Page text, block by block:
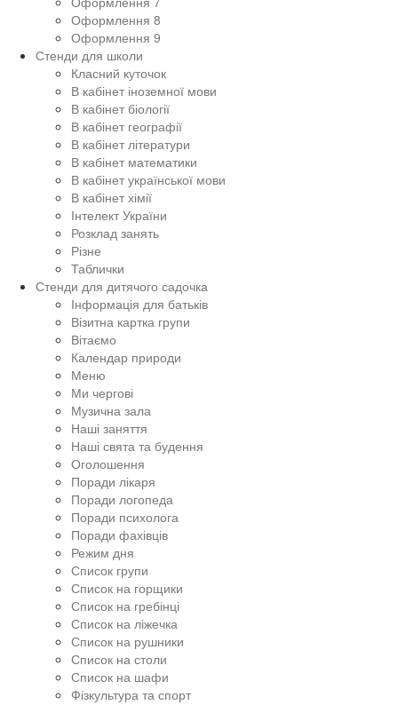
Оформлення 8
Оформлення 9
Стенди для школи
Класний куточок
В кабінет іноземної мови
В кабінет біології
В кабінет географії
В кабінет літератури
В кабінет математики
В кабінет української мови
В кабінет хімії
Інтелект України
Розклад занять
Різне
Таблички
Стенди для дитячого садочка
Інформація для батьків
Візитна картка групи
Вітаємо
Календар природи
Меню
Ми чергові
Музична зала
Наші заняття
Наші свята та будення
Оголошення
Поради лікаря
Поради логопеда
Поради психолога
Поради фахівців
Режим дня
Список групи
Список на горщики
Список на гребінці
Список на ліжечка
Список на рушники
Список на столи
Список на шафи
Фізкультура та спорт